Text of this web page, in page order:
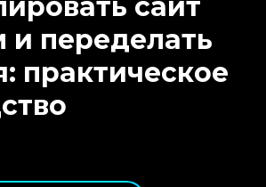
и переделать
практическое